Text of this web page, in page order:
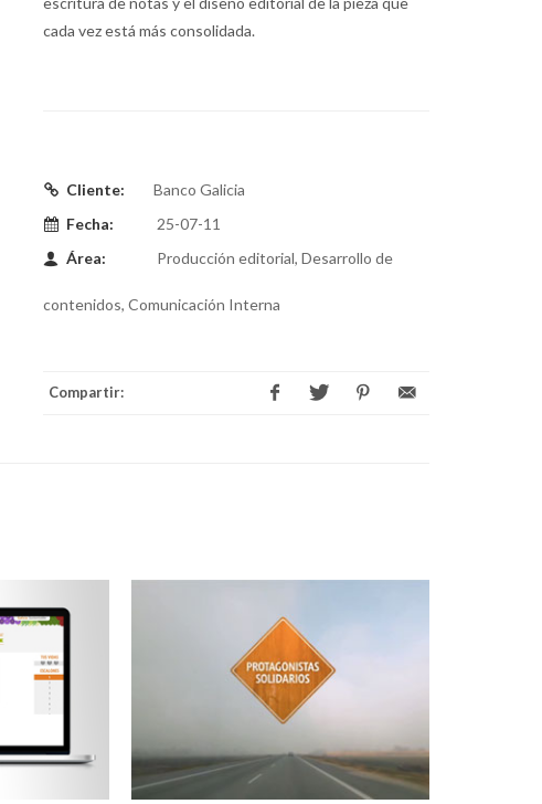
cada vez está más consolidada.
Cliente:
Banco Galicia
Fecha:
25-07-11
Área:
Producción editorial, Desarrollo de
contenidos, Comunicación Interna
Compartir: